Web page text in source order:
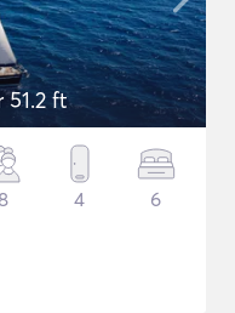
51.2 ft
8 4 6